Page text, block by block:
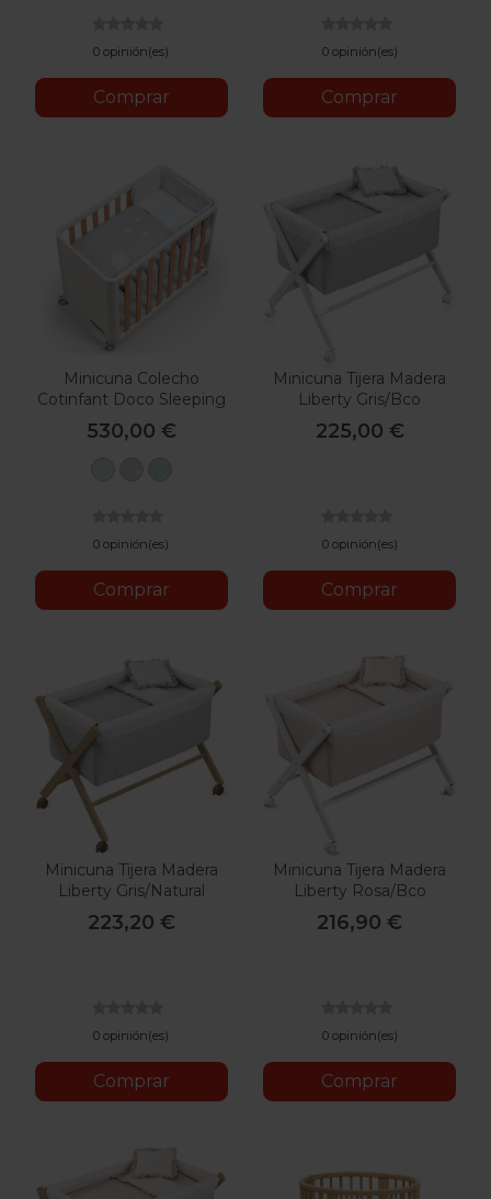
0 opinión(es)
Comprar
0 opinión(es)
Comprar
Minicuna Colecho
Cotinfant Doco Sleeping
Style
530,00 €
0 opinión(es)
Comprar
Minicuna Tijera Madera
Liberty Gris/Bco
55X87X74 Cm
225,00 €
0 opinión(es)
Comprar
Minicuna Tijera Madera
Liberty Gris/Natural
55X87X74 Cm
223,20 €
0 opinión(es)
Comprar
Minicuna Tijera Madera
Liberty Rosa/Bco
55X87X74 Cm
216,90 €
0 opinión(es)
Comprar